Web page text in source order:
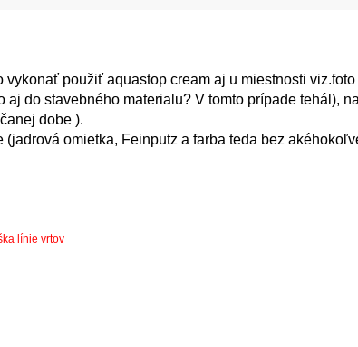
vykonať použiť aquastop cream aj u miestnosti
aj do stavebného materialu? V tomto prípade tehál),
dobe ).
(jadrová omietka, Feinputz a farba teda bez
línie vrtov